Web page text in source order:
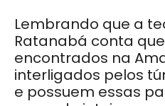
Lembrando que a
Ratanabá conta
encontrados na
interligados pelos
e possuem essas